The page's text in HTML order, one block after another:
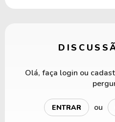
Olá, faça login ou
ENTRAR ou